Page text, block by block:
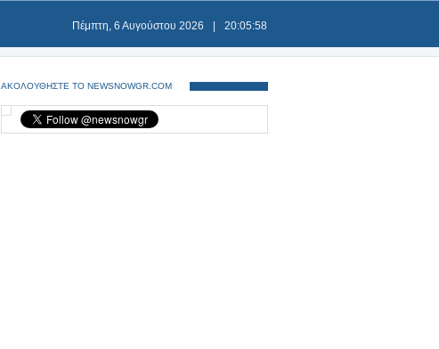
Πέμπτη, 6 Αυγούστου 2026 20:05:59
ΑΚΟΛΟΥΘΗΣΤΕ ΤΟ NEWSNOWGR.COM